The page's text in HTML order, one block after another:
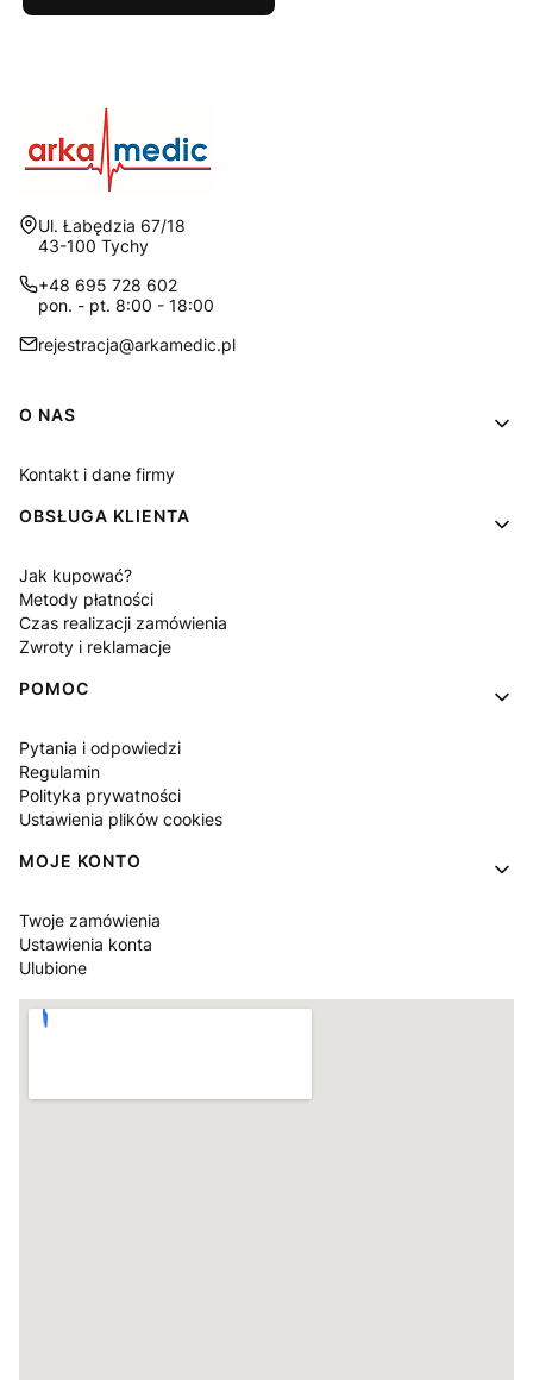
Adres:
Ul. Łabędzia 67/18
43-100 Tychy
+48 695 728 602
pon. - pt. 8:00 - 18:00
rejestracja@arkamedic.pl
Linki w stopce
O NAS
Kontakt i dane firmy
OBSŁUGA KLIENTA
Jak kupować?
Metody płatności
Czas realizacji zamówienia
Zwroty i reklamacje
POMOC
Pytania i odpowiedzi
Regulamin
Polityka prywatności
Ustawienia plików cookies
MOJE KONTO
Twoje zamówienia
Ustawienia konta
Ulubione